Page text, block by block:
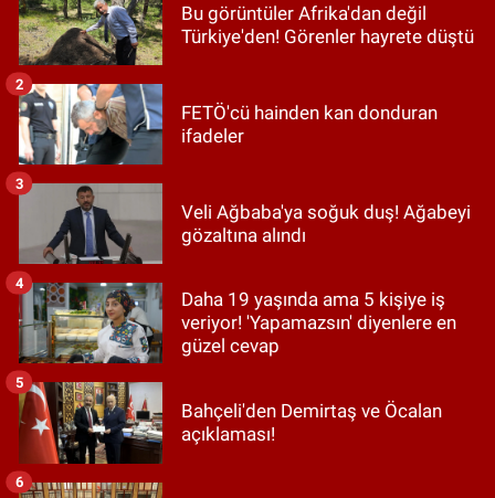
Bu görüntüler Afrika'dan değil
Türkiye'den! Görenler hayrete düştü
FETÖ'cü hainden kan donduran
ifadeler
2
Veli Ağbaba'ya soğuk duş! Ağabeyi
gözaltına alındı
3
Daha 19 yaşında ama 5 kişiye iş
veriyor! 'Yapamazsın' diyenlere en
güzel cevap
4
Bahçeli'den Demirtaş ve Öcalan
açıklaması!
5
6